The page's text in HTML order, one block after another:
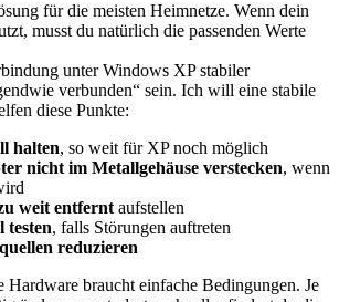
für die meisten Heimnetze. Wenn dein
musst du natürlich die passenden Werte
unter Windows XP stabiler
verbunden“ sein. Ich will eine stabile
diese Punkte:
halten, so weit für XP noch möglich
nicht im Metallgehäuse verstecken, wenn
weit entfernt aufstellen
, falls Störungen auftreten
reduzieren
braucht einfache Bedingungen. Je